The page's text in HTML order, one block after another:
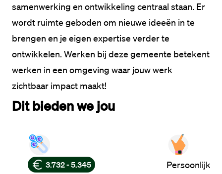
samenwerking en ontwikkeling centraal staan. Er
wordt ruimte geboden om nieuwe ideeën in te
brengen en je eigen expertise verder te
ontwikkelen. Werken bij deze gemeente betekent
werken in een omgeving waar jouw werk
zichtbaar impact maakt!
Dit bieden we jou
3.732 - 5.345
Persoonlijke